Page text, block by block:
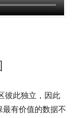
彼此独立，因此
有价值的数据不